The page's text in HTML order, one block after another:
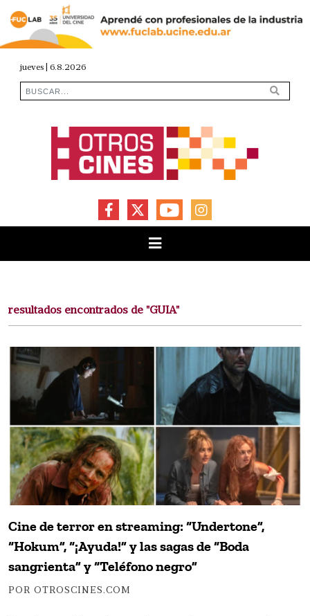
jueves | 6.8.2026
FACEBOOKYOUTUBEINSTAGRAM
resultados encontrados de "GUIA"
Cine de terror en streaming: “Undertone”,
“Hokum”, “¡Ayuda!” y las sagas de “Boda
sangrienta” y “Teléfono negro”
POR OTROSCINES.COM